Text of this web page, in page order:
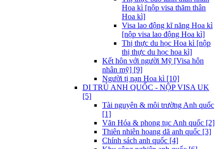
Hoa kì [nộp visa thăm thân
Hoa kì]
Visa lao động kĩ năng Hoa kì
[nộp visa lao động Hoa kì]
Thị thực du học Hoa kì [nộp
thị thực du học hoa kì]
Kết hôn với người Mỹ [Visa hôn
nhân mỹ] [9]
Người tị nạn Hoa kì [10]
DI TRÚ ANH QUỐC - NỘP VISA UK
[5]
Tài nguyên & môi trường Anh quốc
[1]
Văn Hóa & phong tục Anh quốc [2]
Thiên nhiên hoang dã anh quốc [3]
Chính sách anh quốc [4]